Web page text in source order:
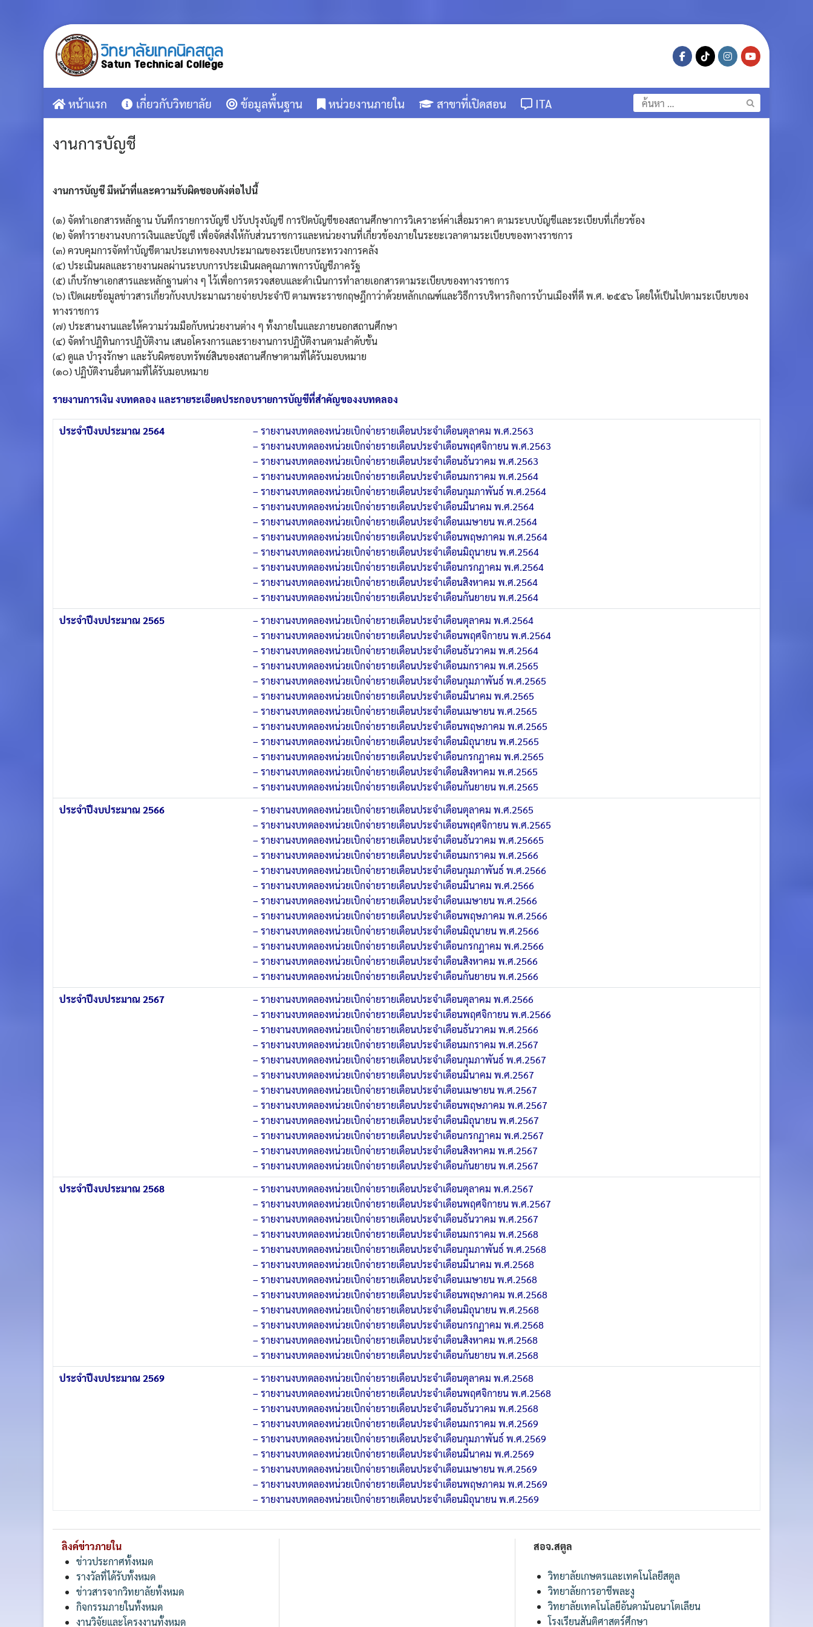
หน้าแรก เกี่ยวกับวิทยาลัย ข้อมูลพื้นฐาน หน่วยงานภายใน สาขาที่เปิดสอน ITA
ค้นหา
สำหรับ:
งานการบัญชี
งานการบัญชี มีหน้าที่และความรับผิดชอบดังต่อไปนี้
(๑) จัดทำเอกสารหลักฐาน บันทึกรายการบัญชี ปรับปรุงบัญชี การปิดบัญชีของสถานศึกษาการวิเคราะห์ค่าเสื่อมราคา ตามระบบบัญชีและระเบียบที่เกี่ยวข้อง
(๒) จัดทำรายงานงบการเงินและบัญชี เพื่อจัดส่งให้กับส่วนราชการและหน่วยงานที่เกี่ยวข้องภายในระยะเวลาตามระเบียบของทางราชการ
(๓) ควบคุมการจัดทำบัญชีตามประเภทของงบประมาณของระเบียบกระทรวงการคลัง
(๔) ประเมินผลและรายงานผลผ่านระบบการประเมินผลคุณภาพการบัญชีภาครัฐ
(๕) เก็บรักษาเอกสารและหลักฐานต่าง ๆ ไว้เพื่อการตรวจสอบและดำเนินการทำลายเอกสารตามระเบียบของทางราชการ
(๖) เปิดเผยข้อมูลข่าวสารเกี่ยวกับงบประมาณรายจ่ายประจำปี ตามพระราชกฤษฎีกาว่าด้วยหลักเกณฑ์และวิธีการบริหารกิจการบ้านเมืองที่ดี พ.ศ. ๒๕๕๖ โดยให้เป็นไปตามระเบียบของ
ทางราชการ
(๗) ประสานงานและให้ความร่วมมือกับหน่วยงานต่าง ๆ ทั้งภายในและภายนอกสถานศึกษา
(๔) จัดทำปฏิทินการปฏิบัติงาน เสนอโครงการและรายงานการปฏิบัติงานตามลำดับขั้น
(๔) ดูแล บำรุงรักษา และรับผิดชอบทรัพย์สินของสถานศึกษาตามที่ได้รับมอบหมาย
(๑๐) ปฏิบัติงานอื่นตามที่ได้รับมอบหมาย
รายงานการเงิน งบทดลอง และรายระเอียดประกอบรายการบัญชีที่สำคัญของงบทดลอง
ประจำปีงบประมาณ 2564 –รายงานงบทดลองหน่วยเบิกจ่ายรายเดือนประจำเดือนตุลาคม พ.ศ.2563
–รายงานงบทดลองหน่วยเบิกจ่ายรายเดือนประจำเดือนพฤศจิกายน พ.ศ.2563
–รายงานงบทดลองหน่วยเบิกจ่ายรายเดือนประจำเดือนธันวาคม พ.ศ.2563
–รายงานงบทดลองหน่วยเบิกจ่ายรายเดือนประจำเดือนมกราคม พ.ศ.2564
–รายงานงบทดลองหน่วยเบิกจ่ายรายเดือนประจำเดือนกุมภาพันธ์ พ.ศ.2564
–รายงานงบทดลองหน่วยเบิกจ่ายรายเดือนประจำเดือนมีนาคม พ.ศ.2564
–รายงานงบทดลองหน่วยเบิกจ่ายรายเดือนประจำเดือนเมษายน พ.ศ.2564
–รายงานงบทดลองหน่วยเบิกจ่ายรายเดือนประจำเดือนพฤษภาคม พ.ศ.2564
–รายงานงบทดลองหน่วยเบิกจ่ายรายเดือนประจำเดือนมิถุนายน พ.ศ.2564
–รายงานงบทดลองหน่วยเบิกจ่ายรายเดือนประจำเดือนกรกฎาคม พ.ศ.2564
–รายงานงบทดลองหน่วยเบิกจ่ายรายเดือนประจำเดือนสิงหาคม พ.ศ.2564
–รายงานงบทดลองหน่วยเบิกจ่ายรายเดือนประจำเดือนกันยายน พ.ศ.2564
ประจำปีงบประมาณ 2565
–รายงานงบทดลองหน่วยเบิกจ่ายรายเดือนประจำเดือนตุลาคม พ.ศ.2564
–รายงานงบทดลองหน่วยเบิกจ่ายรายเดือนประจำเดือนพฤศจิกายน พ.ศ.2564
–รายงานงบทดลองหน่วยเบิกจ่ายรายเดือนประจำเดือนธันวาคม พ.ศ.2564
–รายงานงบทดลองหน่วยเบิกจ่ายรายเดือนประจำเดือนมกราคม พ.ศ.2565
–รายงานงบทดลองหน่วยเบิกจ่ายรายเดือนประจำเดือนกุมภาพันธ์ พ.ศ.2565
–รายงานงบทดลองหน่วยเบิกจ่ายรายเดือนประจำเดือนมีนาคม พ.ศ.2565
–รายงานงบทดลองหน่วยเบิกจ่ายรายเดือนประจำเดือนเมษายน พ.ศ.2565
–รายงานงบทดลองหน่วยเบิกจ่ายรายเดือนประจำเดือนพฤษภาคม พ.ศ.2565
–รายงานงบทดลองหน่วยเบิกจ่ายรายเดือนประจำเดือนมิถุนายน พ.ศ.2565
–รายงานงบทดลองหน่วยเบิกจ่ายรายเดือนประจำเดือนกรกฎาคม พ.ศ.2565
–รายงานงบทดลองหน่วยเบิกจ่ายรายเดือนประจำเดือนสิงหาคม พ.ศ.2565
–รายงานงบทดลองหน่วยเบิกจ่ายรายเดือนประจำเดือนกันยายน พ.ศ.2565
ประจำปีงบประมาณ 2566
–รายงานงบทดลองหน่วยเบิกจ่ายรายเดือนประจำเดือนตุลาคม พ.ศ.2565
–รายงานงบทดลองหน่วยเบิกจ่ายรายเดือนประจำเดือนพฤศจิกายน พ.ศ.2565
–รายงานงบทดลองหน่วยเบิกจ่ายรายเดือนประจำเดือนธันวาคม พ.ศ.25665
–รายงานงบทดลองหน่วยเบิกจ่ายรายเดือนประจำเดือนมกราคม พ.ศ.2566
–รายงานงบทดลองหน่วยเบิกจ่ายรายเดือนประจำเดือนกุมภาพันธ์ พ.ศ.2566
–รายงานงบทดลองหน่วยเบิกจ่ายรายเดือนประจำเดือนมีนาคม พ.ศ.2566
–รายงานงบทดลองหน่วยเบิกจ่ายรายเดือนประจำเดือนเมษายน พ.ศ.2566
–รายงานงบทดลองหน่วยเบิกจ่ายรายเดือนประจำเดือนพฤษภาคม พ.ศ.2566
–รายงานงบทดลองหน่วยเบิกจ่ายรายเดือนประจำเดือนมิถุนายน พ.ศ.2566
–รายงานงบทดลองหน่วยเบิกจ่ายรายเดือนประจำเดือนกรกฎาคม พ.ศ.2566
–รายงานงบทดลองหน่วยเบิกจ่ายรายเดือนประจำเดือนสิงหาคม พ.ศ.2566
–รายงานงบทดลองหน่วยเบิกจ่ายรายเดือนประจำเดือนกันยายน พ.ศ.2566
ประจำปีงบประมาณ 2567
–รายงานงบทดลองหน่วยเบิกจ่ายรายเดือนประจำเดือนตุลาคม พ.ศ.2566
–รายงานงบทดลองหน่วยเบิกจ่ายรายเดือนประจำเดือนพฤศจิกายน พ.ศ.2566
–รายงานงบทดลองหน่วยเบิกจ่ายรายเดือนประจำเดือนธันวาคม พ.ศ.2566
–รายงานงบทดลองหน่วยเบิกจ่ายรายเดือนประจำเดือนมกราคม พ.ศ.2567
–รายงานงบทดลองหน่วยเบิกจ่ายรายเดือนประจำเดือนกุมภาพันธ์ พ.ศ.2567
–รายงานงบทดลองหน่วยเบิกจ่ายรายเดือนประจำเดือนมีนาคม พ.ศ.2567
–รายงานงบทดลองหน่วยเบิกจ่ายรายเดือนประจำเดือนเมษายน พ.ศ.2567
– รายงานงบทดลองหน่วยเบิกจ่ายรายเดือนประจำเดือนพฤษภาคม พ.ศ.2567
– รายงานงบทดลองหน่วยเบิกจ่ายรายเดือนประจำเดือนมิถุนายน พ.ศ.2567
– รายงานงบทดลองหน่วยเบิกจ่ายรายเดือนประจำเดือนกรกฏาคม พ.ศ.2567
– รายงานงบทดลองหน่วยเบิกจ่ายรายเดือนประจำเดือนสิงหาคม พ.ศ.2567
– รายงานงบทดลองหน่วยเบิกจ่ายรายเดือนประจำเดือนกันยายน พ.ศ.2567
ประจำปีงบประมาณ 2568
– รายงานงบทดลองหน่วยเบิกจ่ายรายเดือนประจำเดือนตุลาคม พ.ศ.2567
– รายงานงบทดลองหน่วยเบิกจ่ายรายเดือนประจำเดือนพฤศจิกายน พ.ศ.2567
– รายงานงบทดลองหน่วยเบิกจ่ายรายเดือนประจำเดือนธันวาคม พ.ศ.2567
– รายงานงบทดลองหน่วยเบิกจ่ายรายเดือนประจำเดือนมกราคม พ.ศ.2568
– รายงานงบทดลองหน่วยเบิกจ่ายรายเดือนประจำเดือนกุมภาพันธ์ พ.ศ.2568
– รายงานงบทดลองหน่วยเบิกจ่ายรายเดือนประจำเดือนมีนาคม พ.ศ.2568
– รายงานงบทดลองหน่วยเบิกจ่ายรายเดือนประจำเดือนเมษายน พ.ศ.2568
– รายงานงบทดลองหน่วยเบิกจ่ายรายเดือนประจำเดือนพฤษภาคม พ.ศ.2568
– รายงานงบทดลองหน่วยเบิกจ่ายรายเดือนประจำเดือนมิถุนายน พ.ศ.2568
– รายงานงบทดลองหน่วยเบิกจ่ายรายเดือนประจำเดือนกรกฏาคม พ.ศ.2568
– รายงานงบทดลองหน่วยเบิกจ่ายรายเดือนประจำเดือนสิงหาคม พ.ศ.2568
– รายงานงบทดลองหน่วยเบิกจ่ายรายเดือนประจำเดือนกันยายน พ.ศ.2568
ประจำปีงบประมาณ 2569
– รายงานงบทดลองหน่วยเบิกจ่ายรายเดือนประจำเดือนตุลาคม พ.ศ.2568
– รายงานงบทดลองหน่วยเบิกจ่ายรายเดือนประจำเดือนพฤศจิกายน พ.ศ.2568
– รายงานงบทดลองหน่วยเบิกจ่ายรายเดือนประจำเดือนธันวาคม พ.ศ.2568
– รายงานงบทดลองหน่วยเบิกจ่ายรายเดือนประจำเดือนมกราคม พ.ศ.2569
– รายงานงบทดลองหน่วยเบิกจ่ายรายเดือนประจำเดือนกุมภาพันธ์ พ.ศ.2569
– รายงานงบทดลองหน่วยเบิกจ่ายรายเดือนประจำเดือนมีนาคม พ.ศ.2569
– รายงานงบทดลองหน่วยเบิกจ่ายรายเดือนประจำเดือนเมษายน พ.ศ.2569
– รายงานงบทดลองหน่วยเบิกจ่ายรายเดือนประจำเดือนพฤษภาคม พ.ศ.2569
– รายงานงบทดลองหน่วยเบิกจ่ายรายเดือนประจำเดือนมิถุนายน พ.ศ.2569
ลิงค์ข่าวภายใน
ข่าวประกาศทั้งหมด
รางวัลที่ได้รับทั้งหมด
ข่าวสารจากวิทยาลัยทั้งหมด
กิจกรรมภายในทั้งหมด
งานวิจัยและโครงงานทั้งหมด
สอจ.สตูล
วิทยาลัยเกษตรและเทคโนโลยีสตูล
วิทยาลัยการอาชีพละงู
วิทยาลัยเทคโนโลยีอันดามันอนาโตเลียน
โรงเรียนสันติศาสตร์ศึกษา